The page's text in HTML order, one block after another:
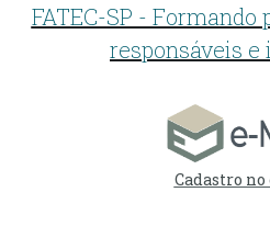
FATEC-SP -
responsáveis e
Cadastro no